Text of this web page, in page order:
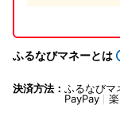
ふるなびマネーとは
決済方法： ふるなびマ
PayPay